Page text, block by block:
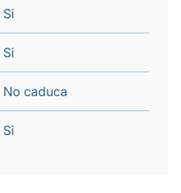
Si
Si
No caduca
Si